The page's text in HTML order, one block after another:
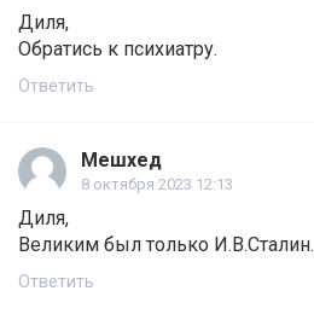
Диля,
Обратись к психиатру.
Ответить
Мешхед
8 октября 2023 12:13
Диля,
Великим был только И.В.Сталин.
Ответить